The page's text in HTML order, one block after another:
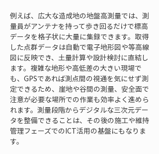
例えば、広大な造成地の地盤高測量では、測
量員がアンテナを持って歩き回るだけで標高
データを格子状に大量に集録できます。取得
した点群データは自動で電子地形図や等高線
図に反映でき、土量計算や設計検討に直結し
ます。複雑な地形や高低差の大きい現場で
も、GPSであれば測点間の視通を気にせず測
定できるため、崖地や谷間の測量、安全面で
注意が必要な場所での作業も効率よく進めら
れます。測量段階からデジタルな三次元デー
タを整備できることは、その後の施工や維持
管理フェーズでのICT活用の基盤にもなりま
す。